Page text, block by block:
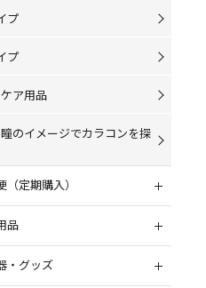
プ
プ
ア用品
のイメージでカラコンを探
（定期購入）
品
・グッズ